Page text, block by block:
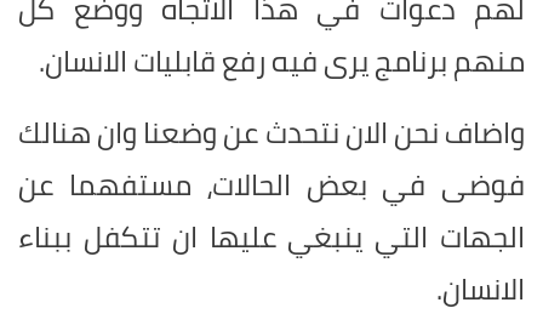
منهم برنامج يرى فيه رفع قابليات الانسان.
واضاف نحن الان نتحدث عن وضعنا وان هنالك
فوضى في بعض الحالات، مستفهما عن
الجهات التي ينبغي عليها ان تتكفل ببناء
الانسان.